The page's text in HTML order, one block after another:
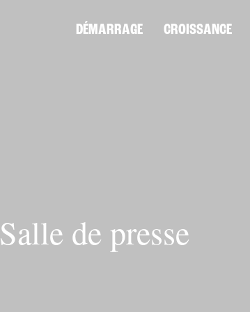
DÉMARRAGE CROISSANCE
Salle de presse